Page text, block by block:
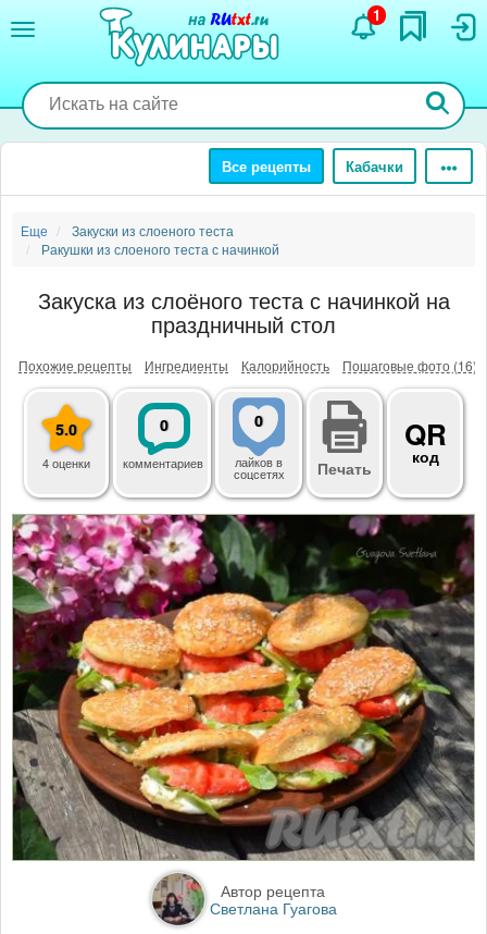
содержанию
1
Все рецепты Кабачки
Еще
Закуски из слоеного теста
Ракушки из слоеного теста с начинкой
Закуска из слоёного теста с начинкой на
праздничный стол
Похожие рецепты Ингредиенты Калорийность Пошаговые фото (16)
5.0
4 оценки
0
комментариев
0
лайковв
соцсетях Печать
QR
код
Автор рецепта
Светлана Гуагова